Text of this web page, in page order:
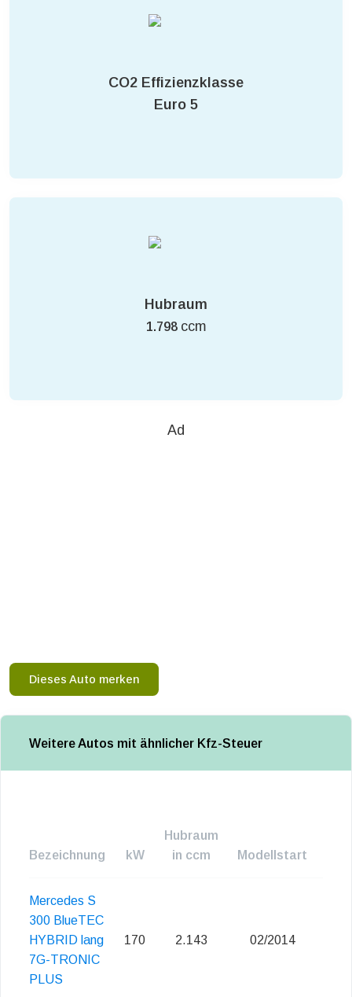
CO2 Effizienzklasse
Euro 5
Hubraum
1.798 ccm
Ad
Dieses Auto merken
Weitere Autos mit ähnlicher Kfz-Steuer
Bezeichnung kW
Hubraum
in ccm
Modellstart
Mercedes S
300 BlueTEC
HYBRID lang
7G-TRONIC
PLUS
170 2.143 02/2014